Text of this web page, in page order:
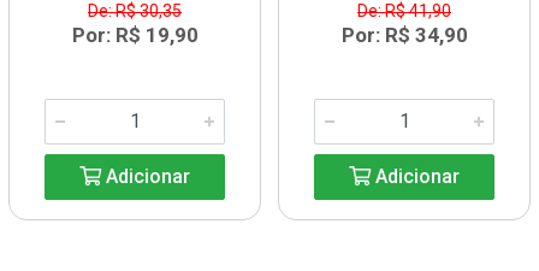
De: R$ 30,35
Por: R$ 19,90
Adicionar
De: R$ 41,90
Por: R$ 34,90
Adicionar